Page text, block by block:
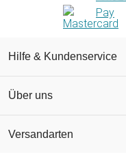
Hilfe & Kundenservice
Über uns
Versandarten